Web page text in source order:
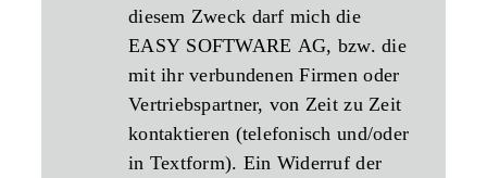
diesem Zweck darf mich die
EASY SOFTWARE AG, bzw. die
mit ihr verbundenen Firmen oder
Vertriebspartner, von Zeit zu Zeit
kontaktieren (telefonisch und/oder
in Textform). Ein Widerruf der